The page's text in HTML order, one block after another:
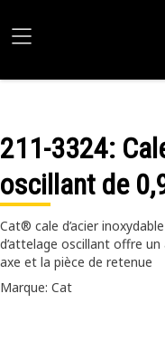
211-3324:
oscillant de
Cat® cale d’acier
d’attelage oscillant offre
axe et la pièce de retenue
Marque: Cat